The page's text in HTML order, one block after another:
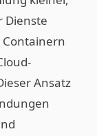
Dienste
Containern
Ansatz